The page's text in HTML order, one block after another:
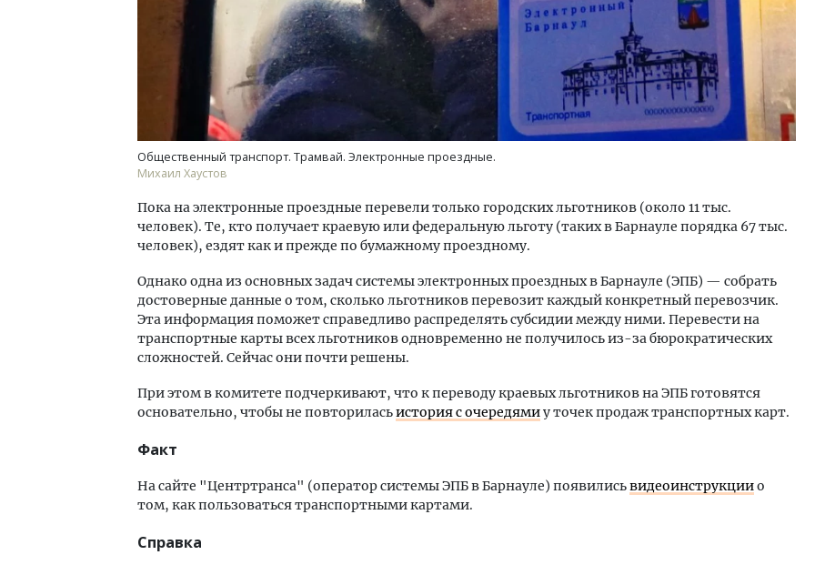
Общественный транспорт. Трамвай. Электронные проездные.
Михаил Хаустов
Пока на электронные проездные перевели только городских льготников (около 11 тыс.
человек). Те, кто получает краевую или федеральную льготу (таких в Барнауле порядка 67 тыс.
человек), ездят как и прежде по бумажному проездному.
Однако одна из основных задач системы электронных проездных в Барнауле (ЭПБ) — собрать
достоверные данные о том, сколько льготников перевозит каждый конкретный перевозчик.
Эта информация поможет справедливо распределять субсидии между ними. Перевести на
транспортные карты всех льготников одновременно не получилось из-за бюрократических
сложностей. Сейчас они почти решены.
При этом в комитете подчеркивают, что к переводу краевых льготников на ЭПБ готовятся
основательно, чтобы не повториласьистория с очередямиу точек продаж транспортных карт.
Факт
На сайте "Центртранса" (оператор системы ЭПБ в Барнауле) появилисьвидеоинструкциио
том, как пользоваться транспортными картами.
Справка
плитами становится новым
стандартом благоустройства
СТРОИТЕЛЬСТВО
Гатилов — о том, как девелоперу
оставаться на плаву, когда рынок
штормит
СТРОИТЕЛЬСТВО
ЗИАС — об эстетике
трендах в фасадах и
СТРОИТЕЛЬСТВО